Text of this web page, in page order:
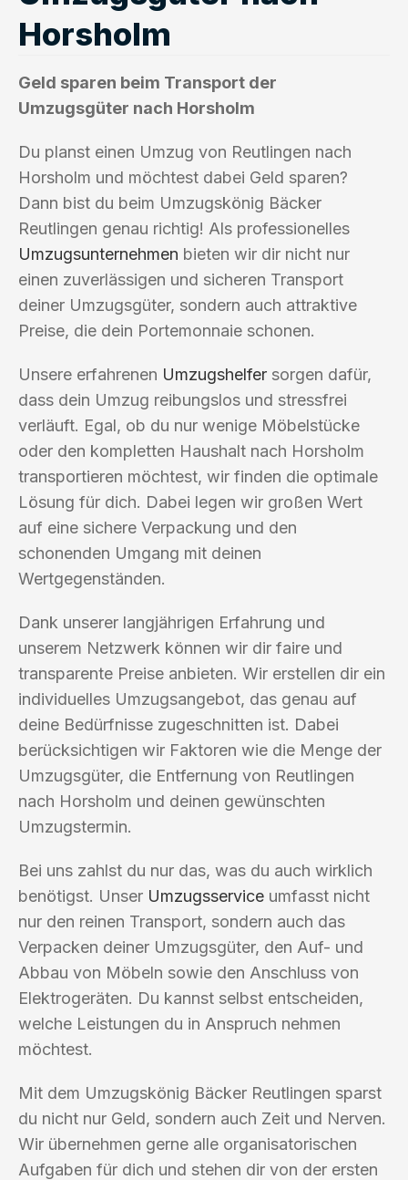
Horsholm
Geld sparen beim Transport der
Umzugsgüter nach Horsholm
Du planst einen Umzug von Reutlingen nach
Horsholm und möchtest dabei Geld sparen?
Dann bist du beim Umzugskönig Bäcker
Reutlingen genau richtig! Als professionelles
Umzugsunternehmen bieten wir dir nicht nur
einen zuverlässigen und sicheren Transport
deiner Umzugsgüter, sondern auch attraktive
Preise, die dein Portemonnaie schonen.
Unsere erfahrenen Umzugshelfer sorgen dafür,
dass dein Umzug reibungslos und stressfrei
verläuft. Egal, ob du nur wenige Möbelstücke
oder den kompletten Haushalt nach Horsholm
transportieren möchtest, wir finden die optimale
Lösung für dich. Dabei legen wir großen Wert
auf eine sichere Verpackung und den
schonenden Umgang mit deinen
Wertgegenständen.
Dank unserer langjährigen Erfahrung und
unserem Netzwerk können wir dir faire und
transparente Preise anbieten. Wir erstellen dir ein
individuelles Umzugsangebot, das genau auf
deine Bedürfnisse zugeschnitten ist. Dabei
berücksichtigen wir Faktoren wie die Menge der
Umzugsgüter, die Entfernung von Reutlingen
nach Horsholm und deinen gewünschten
Umzugstermin.
Bei uns zahlst du nur das, was du auch wirklich
benötigst. Unser Umzugsservice umfasst nicht
nur den reinen Transport, sondern auch das
Verpacken deiner Umzugsgüter, den Auf- und
Abbau von Möbeln sowie den Anschluss von
Elektrogeräten. Du kannst selbst entscheiden,
welche Leistungen du in Anspruch nehmen
möchtest.
Mit dem Umzugskönig Bäcker Reutlingen sparst
du nicht nur Geld, sondern auch Zeit und Nerven.
Wir übernehmen gerne alle organisatorischen
Aufgaben für dich und stehen dir von der ersten